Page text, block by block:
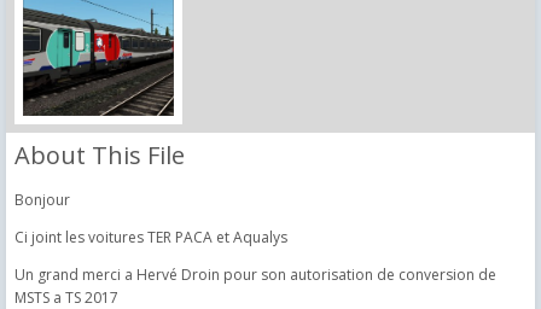
About This File
Bonjour
Ci joint les voitures TER PACA et Aqualys
Un grand merci a Hervé Droin pour son autorisation de conversion de
MSTS a TS 2017